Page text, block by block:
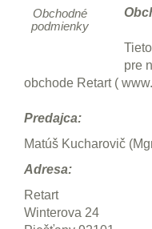
Obchodné
podmienky
pre
obchode Retart (
Predajca:
Matúš Kucharovič
Adresa:
Retart
Winterova 24